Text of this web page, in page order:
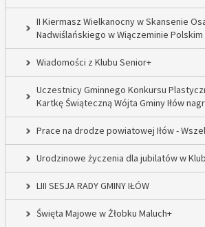
II Kiermasz Wielkanocny w Skansenie
Nadwiślańskiego w Wiączeminie Polskim
Wiadomości z Klubu Senior+
Uczestnicy Gminnego Konkursu
Kartkę Świąteczną Wójta Gminy Iłów
Prace na drodze powiatowej Iłów -
Urodzinowe życzenia dla jubilatów w
LIII SESJA RADY GMINY IŁÓW
Święta Majowe w Żłobku Maluch+